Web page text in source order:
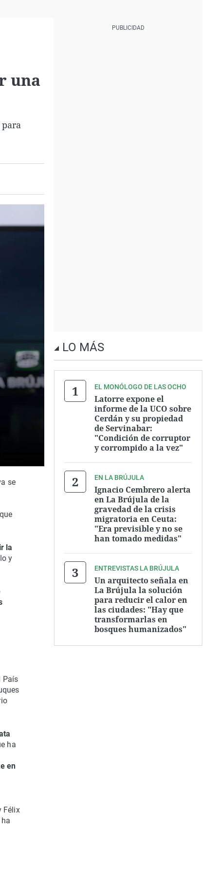
una
se
la
y
País
ha
en
Félix
LO MÁS
EL MONÓLOGO DE LAS OCHO
Latorre expone el
informe de la UCO sobre
Cerdán y su propiedad
de Servinabar:
"Condición de corruptor
y corrompido a la vez"
EN LA BRÚJULA
Ignacio Cembrero alerta
en La Brújula de la
gravedad de la crisis
migratoria en Ceuta:
"Era previsible y no se
han tomado medidas"
ENTREVISTAS LA BRÚJULA
Un arquitecto señala en
La Brújula la solución
para reducir el calor en
las ciudades: "Hay que
transformarlas en
bosques humanizados"